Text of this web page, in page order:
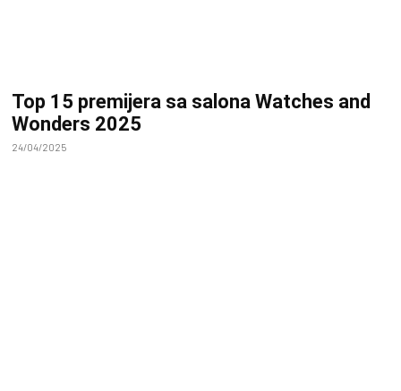
Top 15 premijera sa salona Watches and
Wonders 2025
24/04/2025